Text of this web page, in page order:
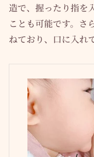
造で、握ったり指を
ことも可能です。さ
ねており、口に入れ